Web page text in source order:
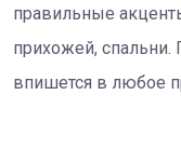
правильные
прихожей, спальни.
впишется в любое